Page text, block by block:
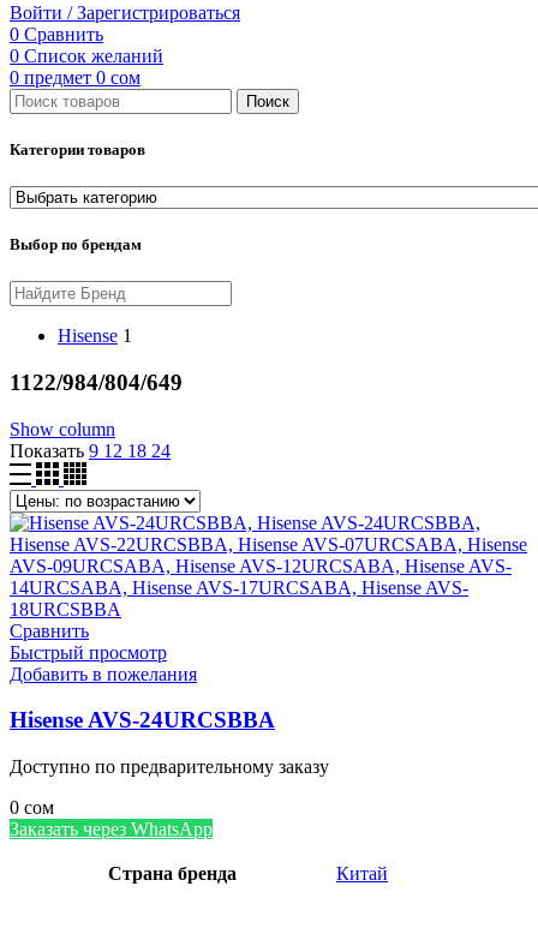
Войти / Зарегистрироваться
0 Сравнить
0 Список желаний
0 предмет 0 сом
Поиск
Категории товаров
Выбор по брендам
Hisense 1
1122/984/804/649
Show column
Показать 9 12 18 24
Сравнить
Быстрый просмотр
Добавить в пожелания
Hisense AVS-24URCSBBA
Доступно по предварительному заказу
0 сом
Заказать через WhatsApp
Страна бренда Китай